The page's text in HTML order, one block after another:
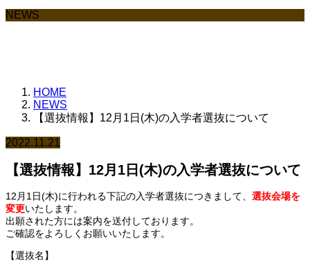
NEWS
HOME
NEWS
【選抜情報】12月1日(木)の入学者選抜について
2022.11.21
【選抜情報】12月1日(木)の入学者選抜について
12月1日(木)に行われる下記の入学者選抜につきまして、 選抜会場を
変更いたします。
出願された方には案内を送付しております。
ご確認をよろしくお願いいたします。
【選抜名】